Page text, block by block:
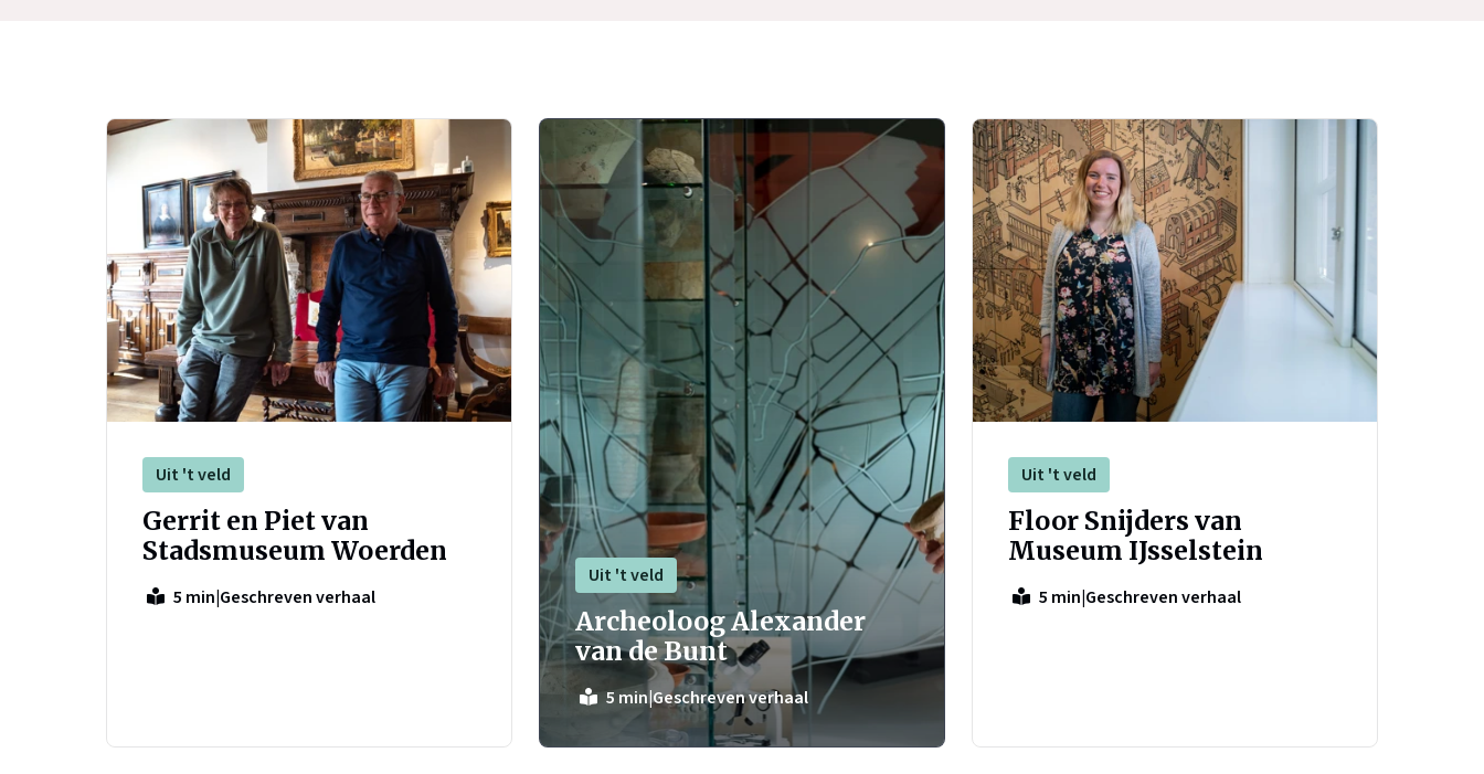
Uit 't veld
Gerrit en Piet van
Stadsmuseum Woerden
5 min|Geschreven verhaal
Uit 't veld
Archeoloog Alexander
van de Bunt
5 min|Geschreven verhaal
Uit 't veld
Floor Snijders van
Museum IJsselstein
5 min|Geschreven verhaal